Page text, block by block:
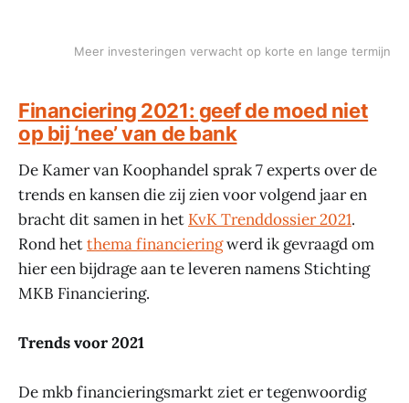
Meer investeringen verwacht op korte en lange termijn
Financiering 2021: geef de moed niet
op bij ‘nee’ van de bank
De Kamer van Koophandel sprak 7 experts over de
trends en kansen die zij zien voor volgend jaar en
bracht dit samen in het KvK Trenddossier 2021.
Rond hetthema financieringwerd ik gevraagd om
hier een bijdrage aan te leveren namens Stichting
MKB Financiering.
Trends voor 2021
De mkb financieringsmarkt ziet er tegenwoordig